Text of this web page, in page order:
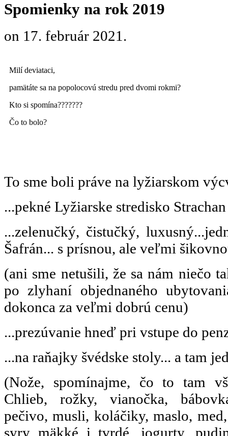
Spomienky na rok 2019
on 17. február 2021.
Milí deviataci,
pamätáte sa na popolocovú stredu pred dvomi rokmi?
Kto si spomína???????
Čo to bolo?
To sme boli práve na lyžiarskom
...pekné Lyžiarske stredisko
...zelenučký, čistučký,
Šafrán... s prísnou, ale veľmi
(ani sme netušili, že sa nám niečo
po zlyhaní objednaného
dokonca za veľmi dobrú cenu)
...prezúvanie hneď pri vstupe do
...na raňajky švédske stoly... a tam
(Nože, spomínajme, čo to tam
Chlieb, rožky, vianočka,
pečivo, musli, koláčiky, maslo,
syry mäkké i tvrdé, jogurty,